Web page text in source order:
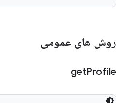
روش های عمومی
getProfile